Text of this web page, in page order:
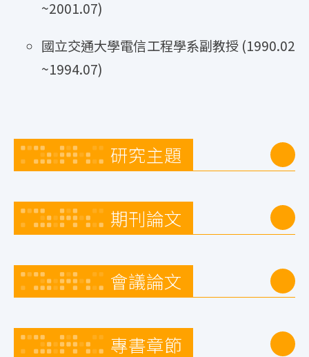
~2001.07)
國立交通大學電信工程學系副教授 (1990.02
~1994.07)
研究主題
期刊論文
會議論文
專書章節